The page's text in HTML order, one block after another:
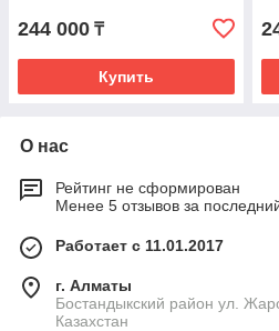
244 000 ₸
Купить
О нас
Рейтинг не сформирован
Менее 5 отзывов за
Работает с 11.01.2017
г. Алматы
Бостандыкский район ул.
Казахстан